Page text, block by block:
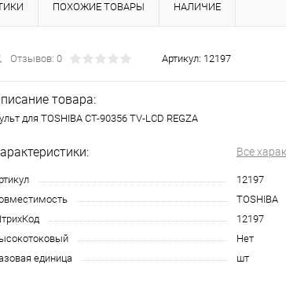
ПОХОЖИЕ ТОВАРЫ НАЛИЧИЕ
Отзывов: 0 Артикул: 12197
товара:
для TOSHIBA CT-90356 TV-LCD REGZA
Все
12197
TOSHIBA
12197
Нет
единица
шт